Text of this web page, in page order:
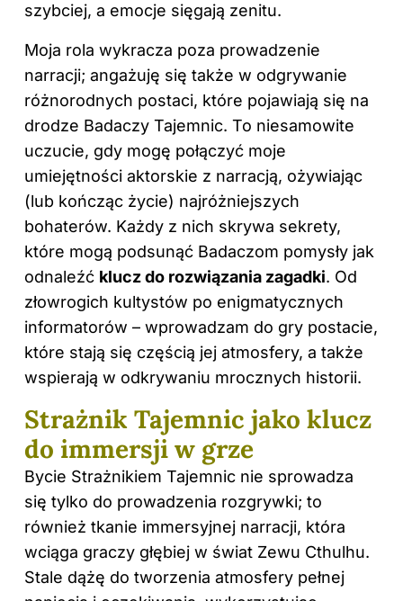
szybciej, a emocje sięgają zenitu.
Moja rola wykracza poza prowadzenie
narracji; angażuję się także w odgrywanie
różnorodnych postaci, które pojawiają się na
drodze Badaczy Tajemnic. To niesamowite
uczucie, gdy mogę połączyć moje
umiejętności aktorskie z narracją, ożywiając
(lub kończąc życie) najróżniejszych
bohaterów. Każdy z nich skrywa sekrety,
które mogą podsunąć Badaczom pomysły jak
odnaleźć klucz do rozwiązania zagadki. Od
złowrogich kultystów po enigmatycznych
informatorów – wprowadzam do gry postacie,
które stają się częścią jej atmosfery, a także
wspierają w odkrywaniu mrocznych historii.
Strażnik Tajemnic jako klucz
do immersji w grze
Bycie Strażnikiem Tajemnic nie sprowadza
się tylko do prowadzenia rozgrywki; to
również tkanie immersyjnej narracji, która
wciąga graczy głębiej w świat Zewu Cthulhu.
Stale dążę do tworzenia atmosfery pełnej